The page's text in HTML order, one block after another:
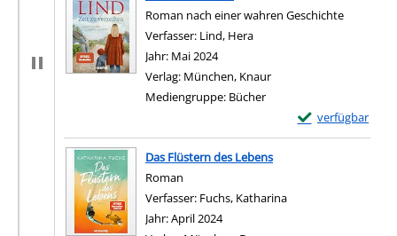
Roman nach einer wahren Geschichte
Verfasser: Lind, Hera
Jahr: Mai 2024
Verlag: München, Knaur
Mediengruppe: Bücher
verfügbar
Exemplar-Details
Zum Download
Das Flüstern des Lebens
Roman
Verfasser: Fuchs, Katharina
Jahr:April 2024